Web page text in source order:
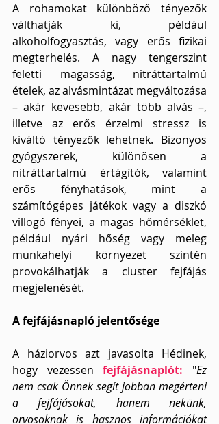
A rohamokat különböző tényezők
válthatják ki, például
alkoholfogyasztás, vagy erős fizikai
megterhelés. A nagy tengerszint
feletti magasság, nitráttartalmú
ételek, az alvásmintázat megváltozása
– akár kevesebb, akár több alvás –,
illetve az erős érzelmi stressz is
kiváltó tényezők lehetnek. Bizonyos
gyógyszerek, különösen a
nitráttartalmú értágítók, valamint
erős fényhatások, mint a
számítógépes játékok vagy a diszkó
villogó fényei, a magas hőmérséklet,
például nyári hőség vagy meleg
munkahelyi környezet szintén
provokálhatják a cluster fejfájás
megjelenését.
A fejfájásnapló jelentősége
A háziorvos azt javasolta Hédinek,
hogy vezessen
fejfájásnaplót: "Ez
nem csak Önnek segít jobban megérteni
a fejfájásokat, hanem nekünk,
orvosoknak is hasznos információkat